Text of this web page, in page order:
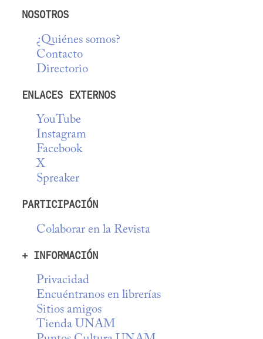
NOSOTROS
¿Quiénes somos?
Contacto
Directorio
ENLACES EXTERNOS
YouTube
Instagram
Facebook
X
Spreaker
PARTICIPACIÓN
Colaborar en la Revista
+ INFORMACIÓN
Privacidad
Encuéntranos en librerías
Sitios amigos
Tienda UNAM